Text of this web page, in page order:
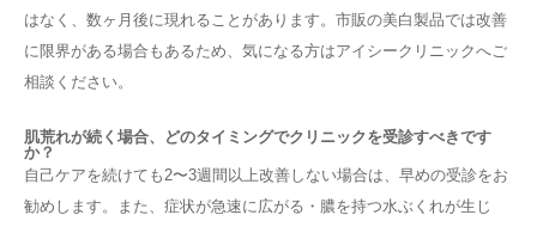
はなく、数ヶ月後に現れることがあります。市販の美白製品では改善
に限界がある場合もあるため、気になる方はアイシークリニックへご
相談ください。
肌荒れが続く場合、どのタイミングでクリニックを受診すべきです
か？
自己ケアを続けても2〜3週間以上改善しない場合は、早めの受診をお
勧めします。また、症状が急速に広がる・膿を持つ水ぶくれが生じ